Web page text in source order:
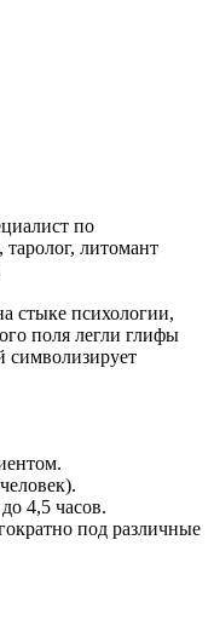
по
литомант
стыке психологии,
поля легли глифы
символизирует
4,5 часов.
под различные